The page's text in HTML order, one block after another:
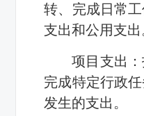
转、完成日常
支出和公用支出
项目支出
完成特定行政
发生的支出。